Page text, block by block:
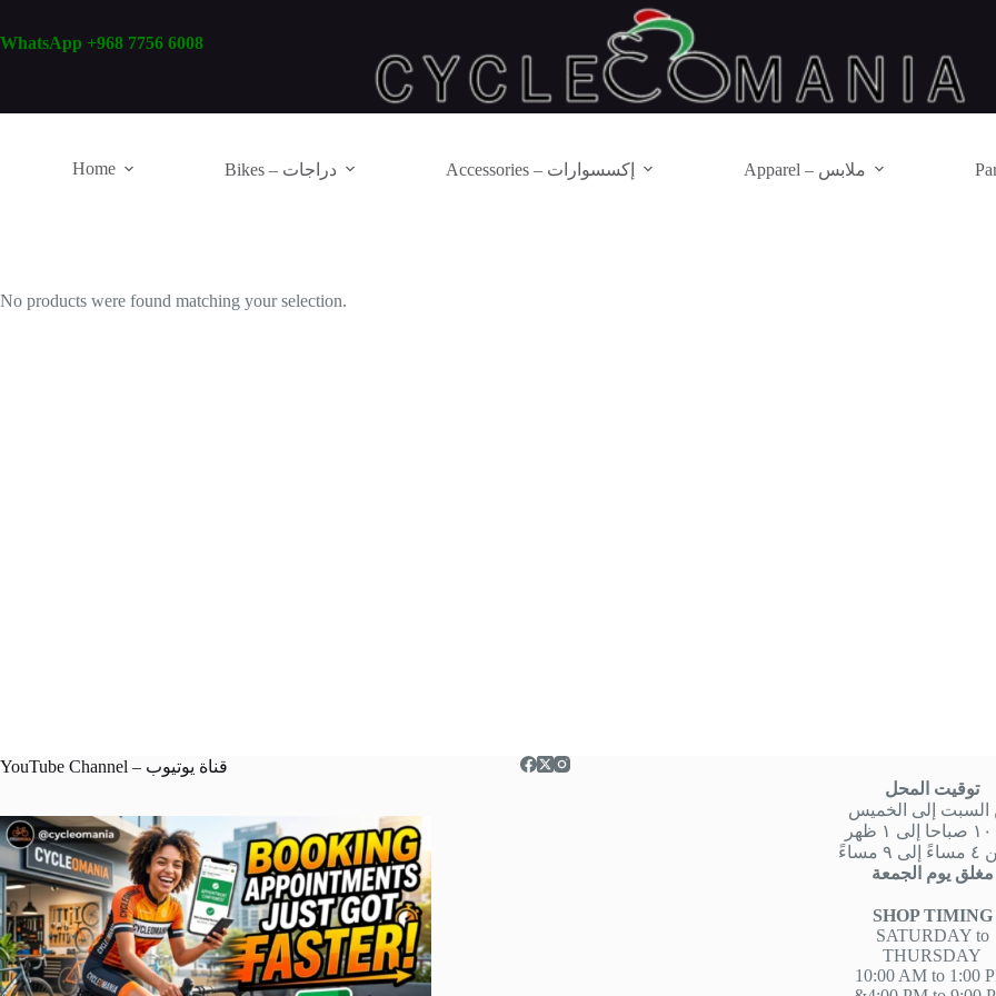
content
WhatsApp +968 7756 6008
Home Bikes – دراجات Accessories – إكسسوارات Apparel – ملابس
No products were found matching your selection.
YouTube Channel – قناة يوتيوب
توقيت المحل
السبت إلى الخميس
مساءً
مغلق يوم الجمعة
SHOP TIMING
SATURDAY to
THURSDAY
10:00 AM to 1:00